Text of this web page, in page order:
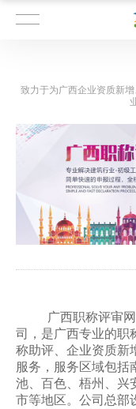
致力于为广西企业资质新
广西职称评审
司
，是广西专业的
称助评、 企业资质新
服务，服务区域包括
池、百色、梧州、兴
市等地区。公司总